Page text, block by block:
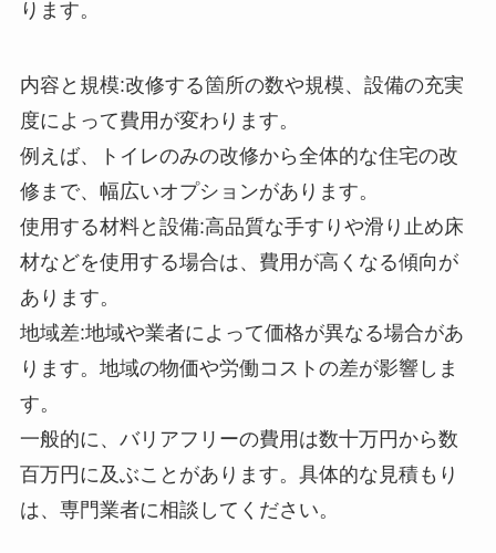
ります。
内容と規模:改修する箇所の数や規模、設備の充実
度によって費用が変わります。
例えば、トイレのみの改修から全体的な住宅の改
修まで、幅広いオプションがあります。
使用する材料と設備:高品質な手すりや滑り止め床
材などを使用する場合は、費用が高くなる傾向が
あります。
地域差:地域や業者によって価格が異なる場合があ
ります。地域の物価や労働コストの差が影響しま
す。
一般的に、バリアフリーの費用は数十万円から数
百万円に及ぶことがあります。具体的な見積もり
は、専門業者に相談してください。